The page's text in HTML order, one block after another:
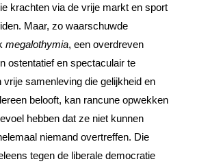
krachten via de vrije markt en sport
Maar, zo waarschuwde
megalothymia, een overdreven
ostentatief en spectaculair te
samenleving die gelijkheid en
belooft, kan rancune opwekken
hebben dat ze niet kunnen
niemand overtreffen. Die
tegen de liberale democratie